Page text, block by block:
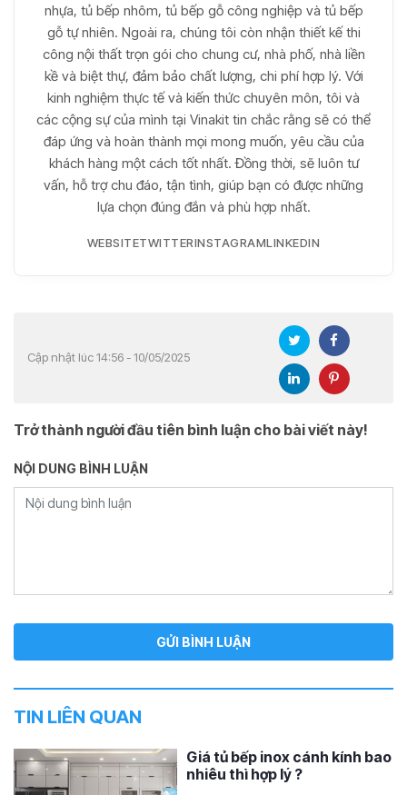
nhựa, tủ bếp nhôm, tủ bếp gỗ công nghiệp và tủ bếp
gỗ tự nhiên. Ngoài ra, chúng tôi còn nhận thiết kế thi
công nội thất trọn gói cho chung cư, nhà phố, nhà liền
kề và biệt thự, đảm bảo chất lượng, chi phí hợp lý. Với
kinh nghiệm thực tế và kiến thức chuyên môn, tôi và
các cộng sự của mình tại Vinakit tin chắc rằng sẽ có thể
đáp ứng và hoàn thành mọi mong muốn, yêu cầu của
khách hàng một cách tốt nhất. Đồng thời, sẽ luôn tư
vấn, hỗ trợ chu đáo, tận tình, giúp bạn có được những
lựa chọn đúng đắn và phù hợp nhất.
WEBSITETWITTERINSTAGRAMLINKEDIN
Cập nhật lúc 14:56 - 10/05/2025
Trở thành người đầu tiên bình luận cho bài viết này!
NỘI DUNG BÌNH LUẬN
TIN LIÊN QUAN
Giá tủ bếp inox cánh kính bao
nhiêu thì hợp lý ?